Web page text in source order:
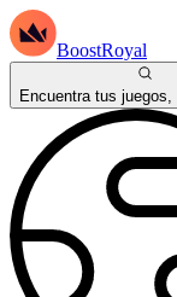
BoostRoyal
Encuentra tus juegos,